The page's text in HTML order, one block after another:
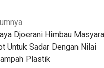
Djoerani Himbau
Untuk Sadar Dengan Nilai
Plastik